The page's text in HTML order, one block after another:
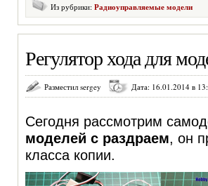
Из рубрики: Радиоуправляемые модели
Регулятор хода для
Разместил sergey Дата: 16.01.2014 в
Сегодня рассмотрим
моделей с раздраем, он
класса копии.